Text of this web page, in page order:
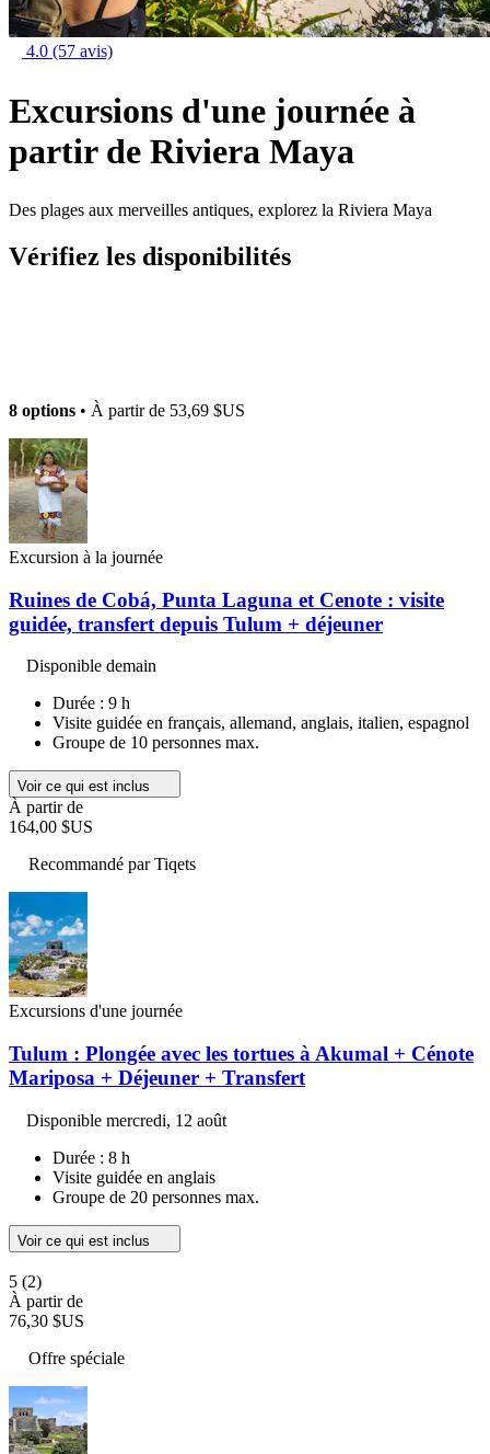
4.0 (57 avis)
Excursions d'une journée à
partir de Riviera Maya
Des plages aux merveilles antiques, explorez la Riviera Maya
Vérifiez les disponibilités
8 options • À partir de 53,69 $US
Excursion à la journée
Ruines de Cobá, Punta Laguna et Cenote : visite
guidée, transfert depuis Tulum + déjeuner
Disponible demain
Durée : 9 h
Visite guidée en français, allemand, anglais, italien, espagnol
Groupe de 10 personnes max.
Voir ce qui est inclus
À partir de
164,00 $US
Recommandé par Tiqets
Excursions d'une journée
Tulum : Plongée avec les tortues à Akumal + Cénote
Mariposa + Déjeuner + Transfert
Disponible mercredi, 12 août
Durée : 8 h
Visite guidée en anglais
Groupe de 20 personnes max.
Voir ce qui est inclus
5 (2)
À partir de
76,30 $US
Offre spéciale